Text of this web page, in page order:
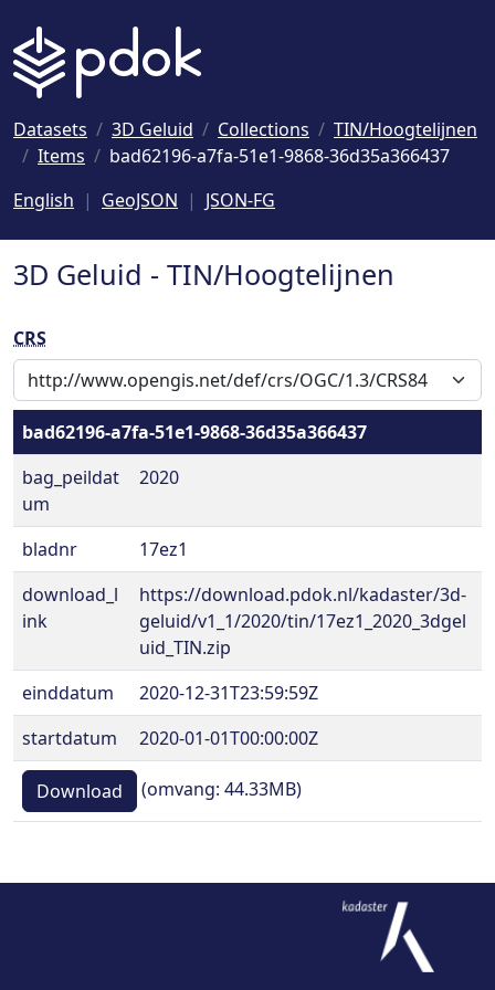
Datasets 3D Geluid Collections
TIN/Hoogtelijnen
Items
bad62196-a7fa-51e1-9868-36d35a366437
English
GeoJSON JSON-FG
3D Geluid - TIN/Hoogtelijnen
CRS
bad62196-a7fa-51e1-9868-36d35a366437
bag_peildat
um
2020
bladnr
17ez1
download_l
ink
https://download.pdok.nl/kadaster/3d-
geluid/v1_1/2020/tin/17ez1_2020_3dgel
uid_TIN.zip
einddatum
2020-12-31T23:59:59Z
startdatum
2020-01-01T00:00:00Z
Download (omvang: 44.33MB)